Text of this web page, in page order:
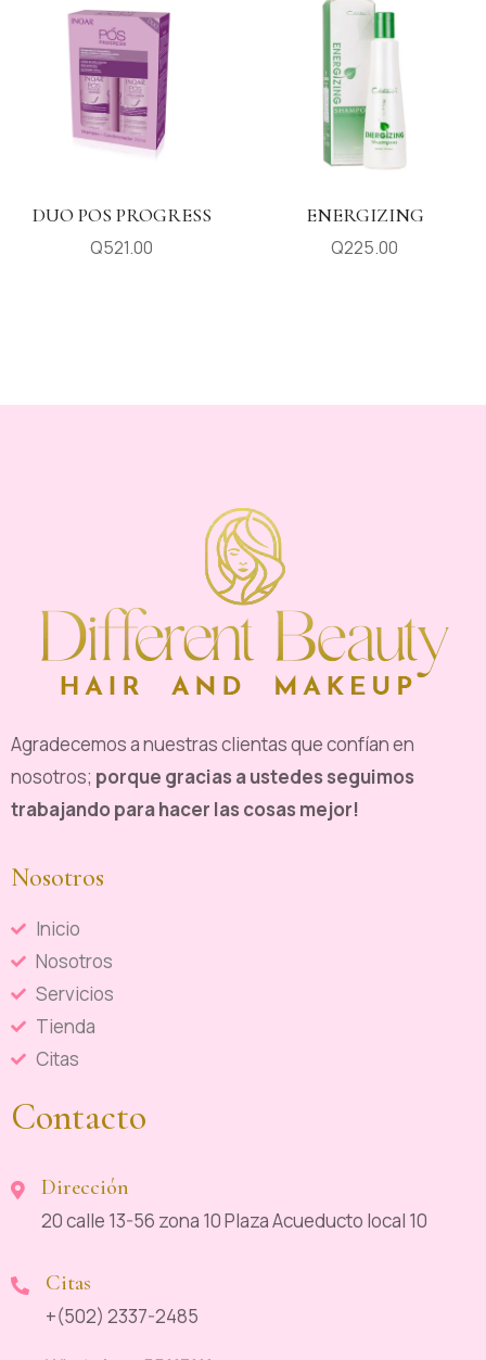
DUO POS PROGRESS
Q521.00
ENERGIZING
Q225.00
Agradecemos a nuestras clientas que confían en
nosotros; porque gracias a ustedes seguimos
trabajando para hacer las cosas mejor!
Nosotros
Inicio
Nosotros
Servicios
Tienda
Citas
Contacto
Dirección
20 calle 13-56 zona 10 Plaza Acueducto local 10
Citas
+(502) 2337-2485